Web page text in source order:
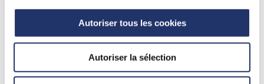
Autoriser tous les cookies
Autoriser la sélection
de réinvestissement des distributions de CI
réinvestira automatiquement les distributions en
espèces dans le FNB CI à partir duquel la
distribution en question est effectuée. Toutes les
distributions indiquées dans le tableau ci-dessus